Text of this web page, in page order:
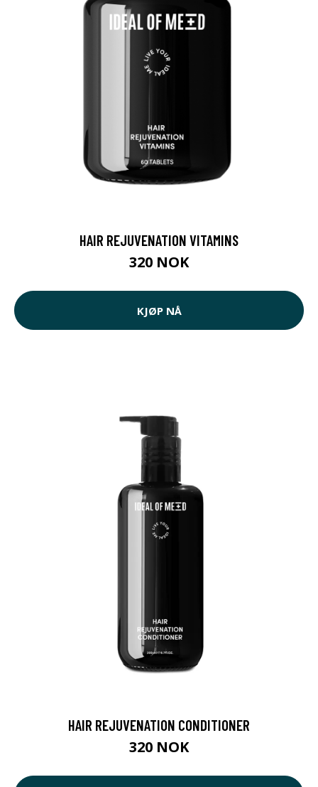
HAIR REJUVENATION VITAMINS
320 NOK
KJØP NÅ
HAIR REJUVENATION CONDITIONER
320 NOK